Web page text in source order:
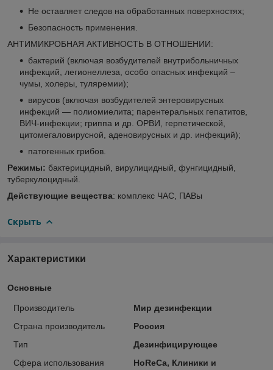
Не оставляет следов на обработанных поверхностях;
Безопасность применения.
АНТИМИКРОБНАЯ АКТИВНОСТЬ В ОТНОШЕНИИ:
бактерий (включая возбудителей внутрибольничных
инфекций, легионеллеза, особо опасных инфекций –
чумы, холеры, туляремии);
вирусов (включая возбудителей энтеровирусных
инфекций — полиомиелита; парентеральных гепатитов,
ВИЧ-инфекции; гриппа и др. ОРВИ, герпетической,
цитомегаловирусной, аденовирусных и др. инфекций);
патогенных грибов.
Режимы: бактерицидный, вирулицидный, фунгицидный,
туберкулоцидный.
Действующие вещества: комплекс ЧАС, ПАВы
Скрыть
Характеристики
Основные
Производитель
Мир дезинфекции
Страна производитель
Россия
Тип
Дезинфицирующее
Сфера использования
HoReCa, Клиники и